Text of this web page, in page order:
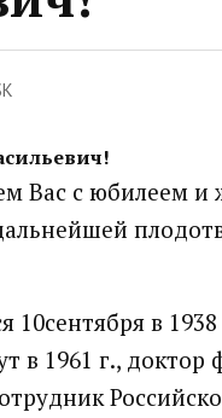
Вас с юбилеем и
10сентября в
в 1961 г.,